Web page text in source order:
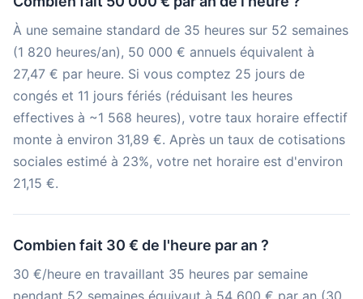
À une semaine standard de 35 heures sur 52 semaines
(1 820 heures/an), 50 000 € annuels équivalent à
27,47 € par heure. Si vous comptez 25 jours de
congés et 11 jours fériés (réduisant les heures
effectives à ~1 568 heures), votre taux horaire effectif
monte à environ 31,89 €. Après un taux de cotisations
sociales estimé à 23%, votre net horaire est d'environ
21,15 €.
Combien fait 30 € de l'heure par an ?
30 €/heure en travaillant 35 heures par semaine
pendant 52 semaines équivaut à 54 600 € par an (30